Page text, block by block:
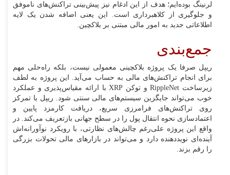
لرنینگ بوده‌ایم؛ هدف از این ادغام نیز پیش‌بینی تراکنش‌های ناموفق
و جلوگیری از کلاهبرداری است. این یعنی اضافه شدن یک لایه
اطلاعاتی جدید به امور مالی مبتنی بر بلاکچین.
جمع‌بندی
ریپل صرفا یک پروژه بلاکچینی معمولی نیست، بلکه راه‌حلی مهم
برای انجام تراکنش‌های مالی به حساب می‌آید. این پروژه به لطف
زیرساخت RippleNet و توکن XRP با ارائه مقیاس‌پذیری و عملکرد
خوب می‌تواند جایگزین سیستم‌های مالی سنتی شود. ریپل با تمرکز
روی تراکنش‌های فرامرزی سریع، دریافت کارمزد پایین و
اعتمادسازی نحوه انتقال پول را در سطح جهانی بازتعریف می‌کند. در
واقع این پروژه علی‌رغم چالش‌های نظارتی، با رویکرد نوآورانه‌اش
آینده‌ای نویددهنده دارد و می‌تواند در بازارهای مالی تحولات بزرگی
را رقم بزند.